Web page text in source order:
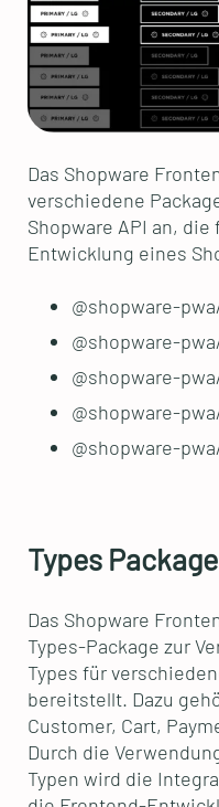
Das Shopware
verschiedene
Shopware API an,
Entwicklung eines
@shopware-
@shopware-
@shopware-
@shopware-
@shopware-
Types Package
Das Shopware
Types-Package zur
Types für
bereitstellt. Dazu
Customer, Cart,
Durch die
Typen wird die